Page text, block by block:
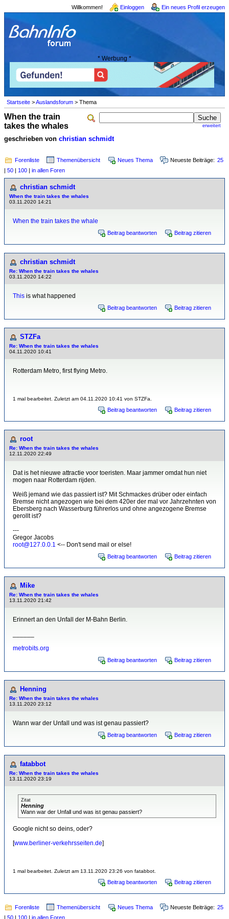
Willkommen! Einloggen Ein neues Profil erzeugen
* Werbung *
Startseite >Auslandsforum > Thema
erweitert
When the train
takes the whales
geschrieben von christian schmidt
Forenliste Themenübersicht Neues Thema Neueste Beiträge: 25
| 50 | 100 | in allen Foren
christian schmidt
When the train takes the whales
03.11.2020 14:21
When the train takes the whale
Beitrag beantworten Beitrag zitieren
christian schmidt
Re: When the train takes the whales
03.11.2020 14:22
This is what happened
Beitrag beantworten Beitrag zitieren
STZFa
Re: When the train takes the whales
04.11.2020 10:41
Rotterdam Metro, first flying Metro.
1 mal bearbeitet. Zuletzt am 04.11.2020 10:41 von STZFa.
Beitrag beantworten Beitrag zitieren
root
Re: When the train takes the whales
12.11.2020 22:49
Dat is het nieuwe attractie voor toeristen. Maar jammer omdat hun niet
mogen naar Rotterdam rijden.
Weiß jemand wie das passiert ist? Mit Schmackes drüber oder einfach
Bremse nicht angezogen wie bei dem 420er der mal vor Jahrzehnten von
Ebersberg nach Wasserburg führerlos und ohne angezogene Bremse
gerollt ist?
---
Gregor Jacobs
root@127.0.0.1 <-- Don't send mail or else!
Beitrag beantworten Beitrag zitieren
Mike
Re: When the train takes the whales
13.11.2020 21:42
Erinnert an den Unfall der M-Bahn Berlin.
metrobits.org
Beitrag beantworten Beitrag zitieren
Henning
Re: When the train takes the whales
13.11.2020 23:12
Wann war der Unfall und was ist genau passiert?
Beitrag beantworten Beitrag zitieren
fatabbot
Re: When the train takes the whales
13.11.2020 23:19
Zitat
Henning
Wann war der Unfall und was ist genau passiert?
Google nicht so deins, oder?
[www.berliner-verkehrsseiten.de]
1 mal bearbeitet. Zuletzt am 13.11.2020 23:26 von fatabbot.
Beitrag beantworten Beitrag zitieren
Forenliste Themenübersicht Neues Thema Neueste Beiträge: 25
| 50 | 100 | in allen Foren